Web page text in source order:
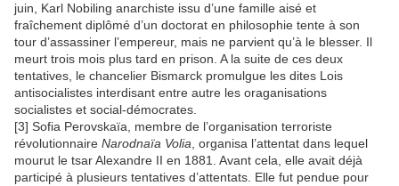
juin, Karl Nobiling anarchiste issu d’une famille aisé et
fraîchement diplômé d’un doctorat en philosophie tente à son
tour d’assassiner l’empereur, mais ne parvient qu’à le blesser. Il
meurt trois mois plus tard en prison. A la suite de ces deux
tentatives, le chancelier Bismarck promulgue les dites Lois
antisocialistes interdisant entre autre les oraganisations
socialistes et social-démocrates.
[3] Sofia Perovskaïa, membre de l’organisation terroriste
révolutionnaire Narodnaïa Volia , organisa l’attentat dans lequel
mourut le tsar Alexandre II en 1881. Avant cela, elle avait déjà
participé à plusieurs tentatives d’attentats. Elle fut pendue pour